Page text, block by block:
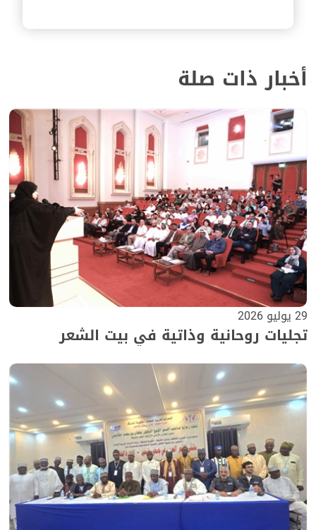
أخبار ذات صلة
29 يوليو 2026
تجليات روحانية وذاتية في بيت الشعر